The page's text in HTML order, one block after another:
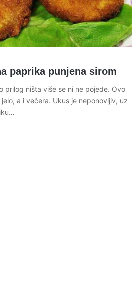
paprika punjena sirom
prilog ništa više se ni ne pojede. Ovo
a i večera. Ukus je neponovljiv, uz